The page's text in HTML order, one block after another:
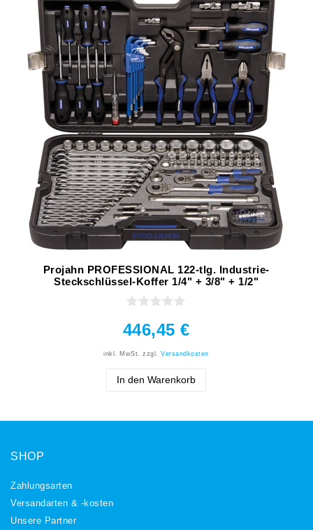
Projahn PROFESSIONAL 122-tlg. Industrie-
Steckschlüssel-Koffer 1/4" + 3/8" + 1/2"
446,45 €
inkl. MwSt. zzgl.Versandkosten
In den Warenkorb
SHOP
Zahlungsarten
Versandarten & -kosten
Unsere Partner